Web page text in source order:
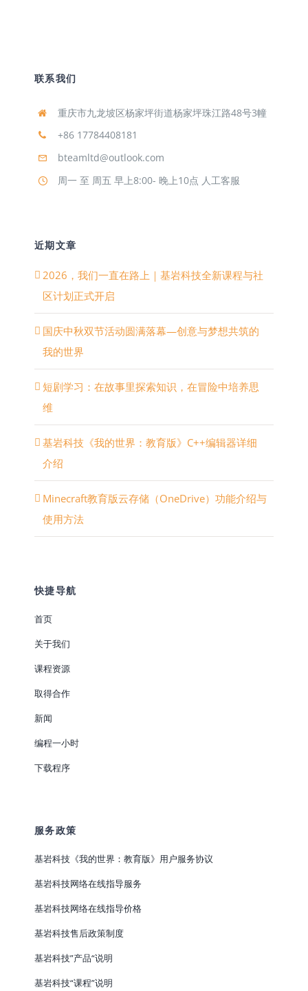
联系我们
重庆市九龙坡区杨家坪街道杨家坪珠江路48号3幢
+86 17784408181
bteamltd@outlook.com
周一 至 周五 早上8:00- 晚上10点 人工客服
近期文章
2026，我们一直在路上｜基岩科技全新课程与社
区计划正式开启
国庆中秋双节活动圆满落幕—创意与梦想共筑的
我的世界
短剧学习：在故事里探索知识，在冒险中培养思
维
基岩科技《我的世界：教育版》C++编辑器详细
介绍
Minecraft教育版云存储（OneDrive）功能介绍与
使用方法
快捷导航
首页
关于我们
课程资源
取得合作
新闻
编程一小时
下载程序
服务政策
基岩科技《我的世界：教育版》用户服务协议
基岩科技网络在线指导服务
基岩科技网络在线指导价格
基岩科技售后政策制度
基岩科技”产品“说明
基岩科技“课程”说明